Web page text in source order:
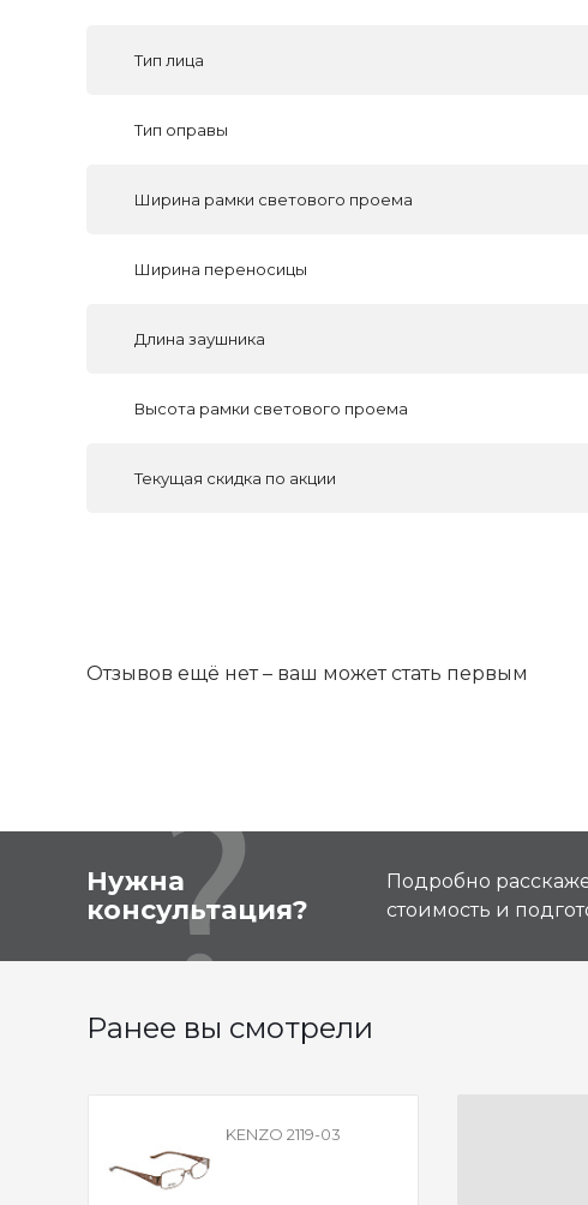
Тип лица
Тип оправы
Ширина рамки светового проема
Ширина переносицы
Длина заушника
Высота рамки светового проема
Текущая скидка по акции
Отзывов ещё нет – ваш может стать первым
Нужна
консультация?
Подробно
стоимость и
Ранее вы смотрели
KENZO 2119-03